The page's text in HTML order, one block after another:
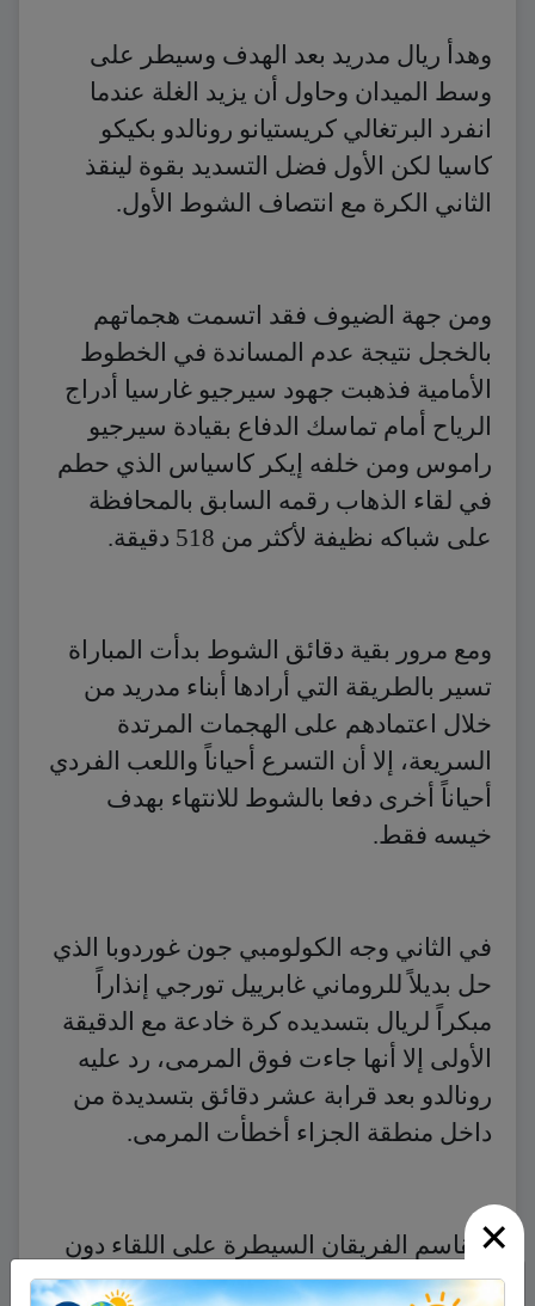
×
وهدأ ريال مدريد بعد الهدف وسيطر على
وسط الميدان وحاول أن يزيد الغلة عندما
انفرد البرتغالي كريستيانو رونالدو بكيكو
كاسيا لكن الأول فضل التسديد بقوة لينقذ
الثاني الكرة مع انتصاف الشوط الأول.
ومن جهة الضيوف فقد اتسمت هجماتهم
بالخجل نتيجة عدم المساندة في الخطوط
الأمامية فذهبت جهود سيرجيو غارسيا أدراج
الرياح أمام تماسك الدفاع بقيادة سيرجيو
راموس ومن خلفه إيكر كاسياس الذي حطم
في لقاء الذهاب رقمه السابق بالمحافظة
على شباكه نظيفة لأكثر من 518 دقيقة.
ومع مرور بقية دقائق الشوط بدأت المباراة
تسير بالطريقة التي أرادها أبناء مدريد من
خلال اعتمادهم على الهجمات المرتدة
السريعة، إلا أن التسرع أحياناً واللعب الفردي
أحياناً أخرى دفعا بالشوط للانتهاء بهدف
خيسه فقط.
في الثاني وجه الكولومبي جون غوردوبا الذي
حل بديلاً للروماني غابرييل تورجي إنذاراً
مبكراً لريال بتسديده كرة خادعة مع الدقيقة
الأولى إلا أنها جاءت فوق المرمى، رد عليه
رونالدو بعد قرابة عشر دقائق بتسديدة من
داخل منطقة الجزاء أخطأت المرمى.
وتقاسم الفريقان السيطرة على اللقاء دون
خطوة مع نجاح كبير لمدافعي الفريقين في